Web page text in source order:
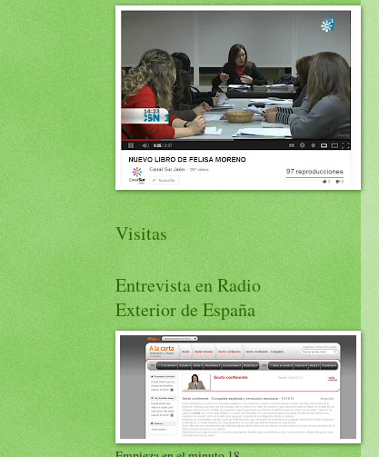
Visitas
Entrevista en Radio
Exterior de España